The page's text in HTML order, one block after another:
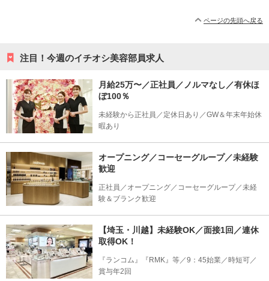
ページの先頭へ戻る
注目！今週のイチオシ美容部員求人
月給25万〜／正社員／ノルマなし／有休ほ
ぼ100％
未経験から正社員／定休日あり／GW＆年末年始休
暇あり
オープニング／コーセーグループ／未経験
歓迎
正社員／オープニング／コーセーグループ／未経
験＆ブランク歓迎
【埼玉・川越】未経験OK／面接1回／連休
取得OK！
『ランコム』『RMK』等／9：45始業／時短可／
賞与年2回